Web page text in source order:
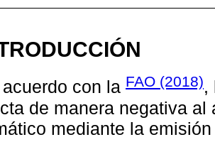
acuerdo con la FAO (2018),
de manera negativa
mediante la